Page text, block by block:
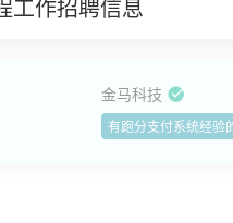
工作招聘信息
金马科技
有跑分支付系统经验